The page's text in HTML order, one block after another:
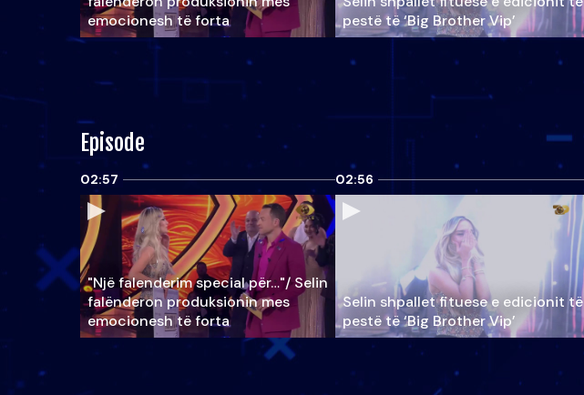
emocionesh të forta
pestë të ‘Big Brother Vip’
Episode
02:57
"Një falenderim special për…"/ Selin
falënderon produksionin mes
emocionesh të forta
02:56
Selin shpallet fituese e edicionit të
pestë të ‘Big Brother Vip’